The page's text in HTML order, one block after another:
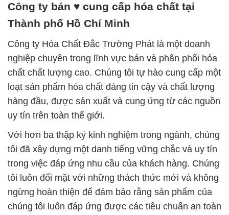
Công ty bán ♥ cung cấp hóa chất tại
Thành phố Hồ Chí Minh
Công ty Hóa Chất Đắc Trường Phát là một doanh
nghiệp chuyên trong lĩnh vực bán và phân phối hóa
chất chất lượng cao. Chúng tôi tự hào cung cấp một
loạt sản phẩm hóa chất đáng tin cậy và chất lượng
hàng đầu, được sản xuất và cung ứng từ các nguồn
uy tín trên toàn thế giới.
Với hơn ba thập kỷ kinh nghiệm trong ngành, chúng
tôi đã xây dựng một danh tiếng vững chắc và uy tín
trong việc đáp ứng nhu cầu của khách hàng. Chúng
tôi luôn đối mặt với những thách thức mới và không
ngừng hoàn thiện để đảm bảo rằng sản phẩm của
chúng tôi luôn đáp ứng được các tiêu chuẩn an toàn